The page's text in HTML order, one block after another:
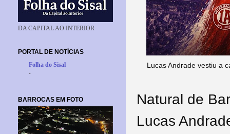
Lucas Andrade vestiu a
Natural de
Lucas
DA CAPITAL AO INTERIOR
PORTAL DE NOTÍCIAS
Folha do Sisal
-
BARROCAS EM FOTO